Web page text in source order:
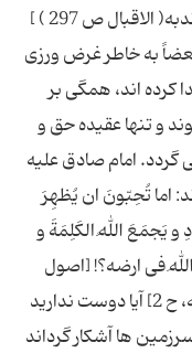
گردآورنده اعتقاد بر محور تقواست. [دعای ندبه( الاقبال ص 297 ) ]
به خاطر غرض ورزی
کرده اند، همگی بر
و تنها عقیده حق و
گردد. امام صادق علیه
اما تُحِبّونَ ان یُظهِرَ
و یَجمَعَ اللهُ الکَلِمَةَ و
فی ارضه؟! [اصول
کافی، کتاب الحجة، باب نادر فی حال الغیبه، ح 2] آیا دوست ندارید
ها آشکار گرداند